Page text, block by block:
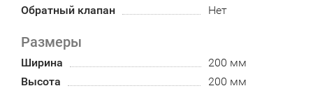
Обратный клапан
Нет
Размеры
Ширина
200 мм
Высота
200 мм